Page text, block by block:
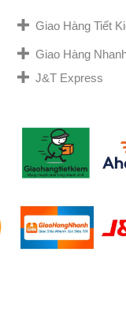
Giao Hàng Tiết
Giao Hàng
J&T Express